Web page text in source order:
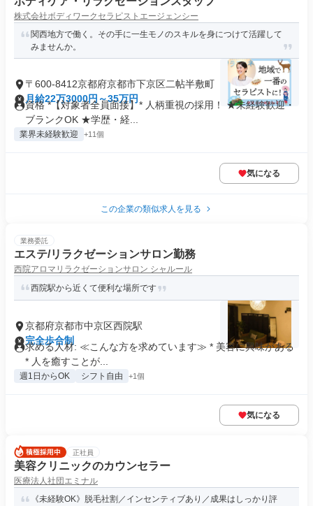
株式会社ボディワークセラピストエージェンシー
関西地方で働く。その手に一生モノのスキルを身につけて活躍して
みませんか。
〒600-8412京都府京都市下京区二帖半敷町
月給22万3000円～35万円
資格 *【対象者全員面接】* 人柄重視の採用！ ★未経験歓迎・
ブランクOK ★学歴・経...
業界未経験歓迎 +11個
気になる
この企業の類似求人を見る
業務委託
エステ/リラクゼーションサロン勤務
西院アロマリラクゼーションサロン シャルール
西院駅から近くて便利な場所です
京都府京都市中京区西院駅
完全歩合制
求める人材: ≪こんな方を求めています≫ * 美容に興味がある
* 人を癒すことが...
週1日からOK シフト自由 +1個
気になる
正社員
美容クリニックのカウンセラー
医療法人社団エミナル
《未経験OK》脱毛社割／インセンティブあり／成果はしっかり評